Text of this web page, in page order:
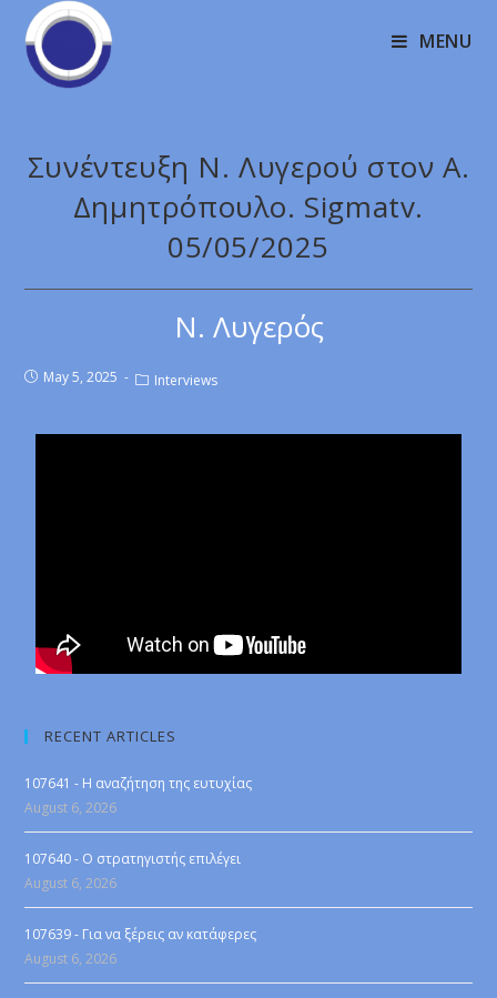
MENU
Συνέντευξη Ν. Λυγερού στον Α.
Δημητρόπουλο. Sigmatv.
05/05/2025
Ν. Λυγερός
May 5, 2025 Interviews
RECENT ARTICLES
107641 - Η αναζήτηση της ευτυχίας
August 6, 2026
107640 - Ο στρατηγιστής επιλέγει
August 6, 2026
107639 - Για να ξέρεις αν κατάφερες
August 6, 2026